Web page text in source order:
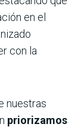
en el
con la
nuestras
priorizamos